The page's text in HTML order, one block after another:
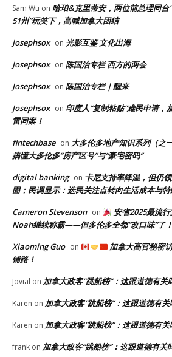
Sam Wu on 哈珀&克里蒂安，两位前总理同台
51州”玩笑下，高喊加拿大团结
Josephsox on 光影互鉴 文化出海
Josephsox on 陈国治专栏 西方的两会
Josephsox on 陈国治专栏｜醒来
Josephsox on 印度人“复制粘贴”难民申请，
雷同案！
fintechbase on 大多伦多地产知识系列（之
搞懂大多伦多“房产区号”与“豪宅密码”
digital banking on 卡尼支持率降温，但仍
固；民调显示：选民关注点转向生活成本与
Cameron Stevenson on
安省2025最流
Noah继续称霸——但多伦多全都“改口味”了！
Xiaoming Guo on
加拿大高官秘密
铺路！
Jovial on 加拿大政客“跳船榜”：这跟道德有关
Karen on 加拿大政客“跳船榜”：这跟道德有关
Karen on 加拿大政客“跳船榜”：这跟道德有关
frank on 加拿大政客“跳船榜”：这跟道德有关